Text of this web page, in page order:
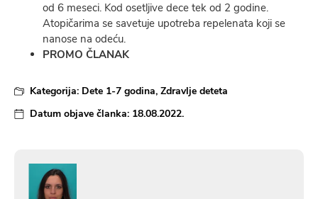
od 6 meseci. Kod osetljive dece tek od 2 godine.
Atopičarima se savetuje upotreba repelenata koji se
nanose na odeću.
PROMO ČLANAK
Kategorija: Dete 1-7 godina, Zdravlje deteta
Datum objave članka: 18.08.2022.